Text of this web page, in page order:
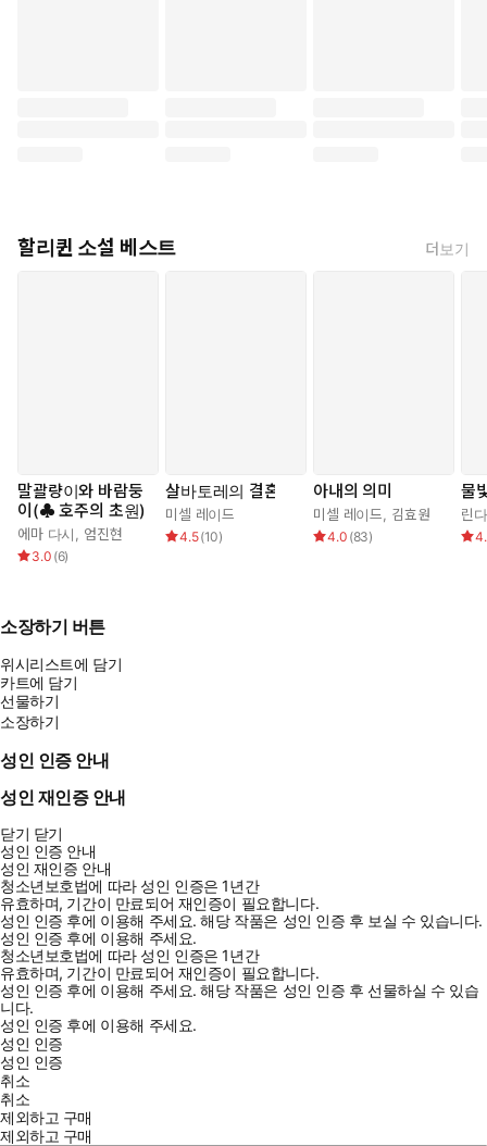
할리퀸 소설 베스트 더보기
말괄량이와 바람둥
이(♣ 호주의 초원)
에마 다시, 엄진현
3.0 (6)
살바토레의 결혼
미셀 레이드
4.5(10)
아내의 의미
미셀 레이드, 김효원
4.0 (83)
물
린
소장하기 버튼
위시리스트에 담기
카트에 담기
선물하기
소장하기
성인 인증 안내
성인 재인증 안내
닫기 닫기
성인 인증 안내
성인 재인증 안내
청소년보호법에 따라 성인 인증은 1년간
유효하며, 기간이 만료되어 재인증이 필요합니다.
성인 인증 후에 이용해 주세요.해당 작품은 성인 인증 후 보실 수 있습니다.
성인 인증 후에 이용해 주세요.
청소년보호법에 따라 성인 인증은 1년간
유효하며, 기간이 만료되어 재인증이 필요합니다.
성인 인증 후에 이용해 주세요.해당 작품은 성인 인증 후 선물하실 수 있습
니다.
성인 인증 후에 이용해 주세요.
성인 인증
성인 인증
취소
취소
제외하고 구매
제외하고 구매